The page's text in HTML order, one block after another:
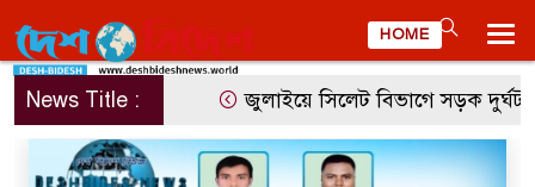
HOME
News Title : জুলাইয়ে সিলেট বিভাগে সড়ক